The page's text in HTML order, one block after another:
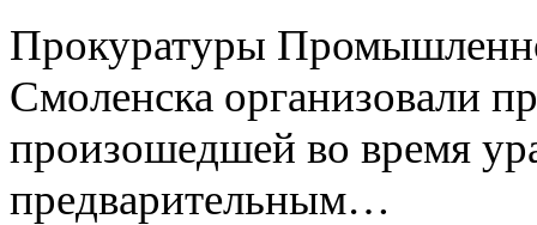
Прокуратуры
Смоленска организовали
произошедшей во время
предварительным…